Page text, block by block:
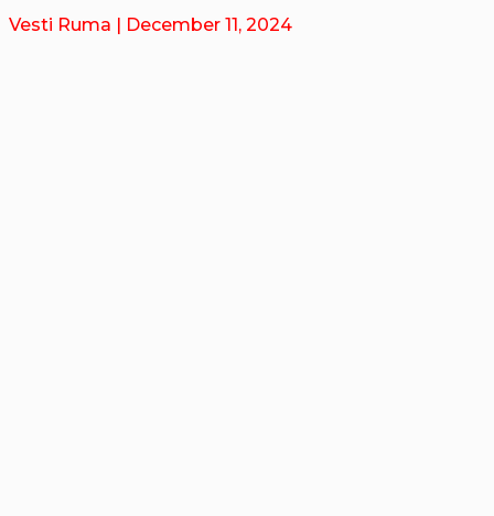
Vesti Ruma | December 11, 2024